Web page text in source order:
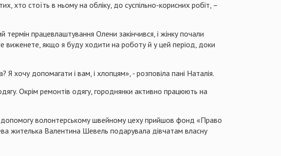
хто стоїть в ньому на обліку, до суспільно-корисних робіт, –
працевлаштування Олени закінчився, і жінку почали
виженете, якщо я буду ходити на роботу й у цей період, доки
хочу допомагати і вам, і хлопцям», - розповіла пані Наталія.
Окрім ремонтів одягу, городнянки активно працюють на
волонтерському швейному цеху прийшов фонд «Право
жителька Валентина Шевель подарувала дівчатам власну